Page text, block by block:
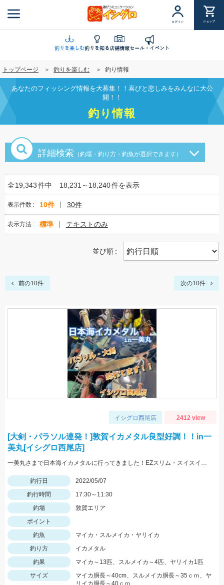
ン
に
移
動
ログイン ショップ
釣りを楽しむ釣りを知る店舗情報セール・イベント
トップページ 釣りを楽しむ 釣り情報
あなたのフィッシング情報を大募集！！喜びと悲しみをみんなに大公
開！！
釣り情報
詳細検索 （釣場・釣り方・釣魚が選択できます）
全19,343件中 18,231～18,240件を表示
表示件数 10件 30件
表示方法 標準 テキストのみ
並び順
前の10件 次の10件
イシグロ西尾店 2412 view
[大剣・パラソル連発！]敦賀イカメタル良型好調！！in一
美丸[イシグロ西尾店]
一美丸さまで日本海イカメタルに行ってきました！EZスリム・スイスイドロッパーで大剣・パラソルマイカ＆良型ヤリイカGET！
釣行日
2022/05/07
釣行時間
17:30～11:30
釣場
敦賀エリア
ポイント
釣魚
マイカ・スルメイカ・ヤリイカ
釣り方
イカメタル
釣果
マイカ～13匹、スルメイカ～4匹、ヤリイカ1匹
サイズ
マイカ胴長～40cm、スルメイカ胴長～35ｃｍ、ヤ
リイカ胴長～40ｃｍ